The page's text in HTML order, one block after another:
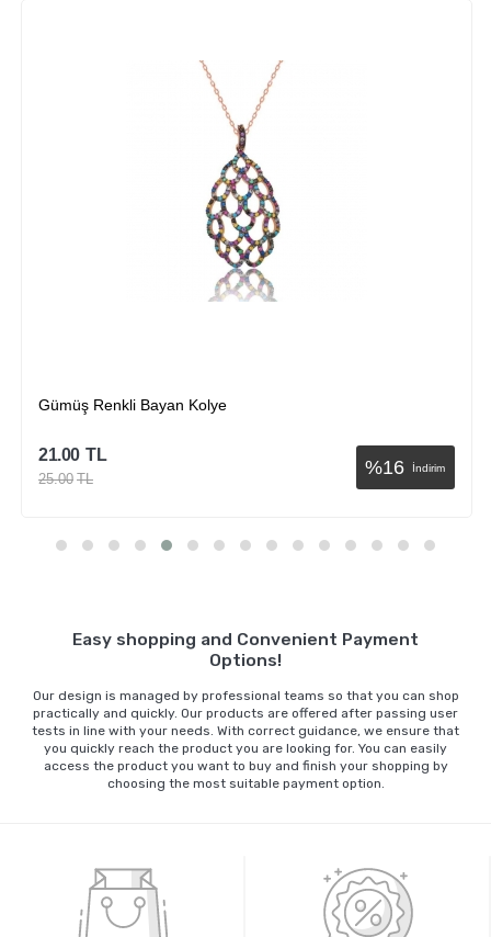
Gümüş Renkli Bayan Kolye
%16 İndirim
21.00 TL
25.00 TL
Easy shopping and Convenient Payment
Options!
Our design is managed by professional teams so that you can shop
practically and quickly. Our products are offered after passing user
tests in line with your needs. With correct guidance, we ensure that
you quickly reach the product you are looking for. You can easily
access the product you want to buy and finish your shopping by
choosing the most suitable payment option.